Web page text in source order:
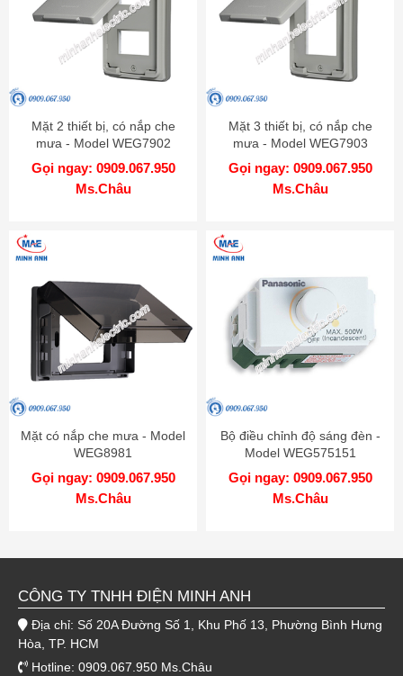
Mặt 2 thiết bị, có nắp che
mưa - Model WEG7902
Gọi ngay: 0909.067.950
Ms.Châu
Mặt 3 thiết bị, có nắp che
mưa - Model WEG7903
Gọi ngay: 0909.067.950
Ms.Châu
Mặt có nắp che mưa - Model
WEG8981
Gọi ngay: 0909.067.950
Ms.Châu
Bộ điều chỉnh độ sáng đèn -
Model WEG575151
Gọi ngay: 0909.067.950
Ms.Châu
CÔNG TY TNHH ĐIỆN MINH ANH
Địa chỉ: Số 20A Đường Số 1, Khu Phố 13, Phường Bình Hưng
Hòa, TP. HCM
Hotline: 0909.067.950 Ms.Châu